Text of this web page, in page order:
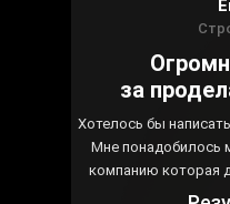
за
Хотелось бы
Мне понадобилось
компанию которая